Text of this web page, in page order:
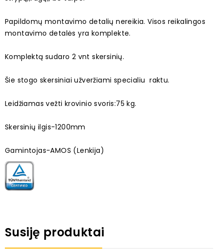
Papildomų montavimo detalių nereikia. Visos reikalingos
montavimo detalės yra komplekte.
Komplektą sudaro 2 vnt skersinių.
Šie stogo skersiniai užveržiami specialiu raktu.
Leidžiamas vežti krovinio svoris:75 kg.
Skersinių ilgis-1200mm
Gamintojas-AMOS (Lenkija)
Susiję produktai